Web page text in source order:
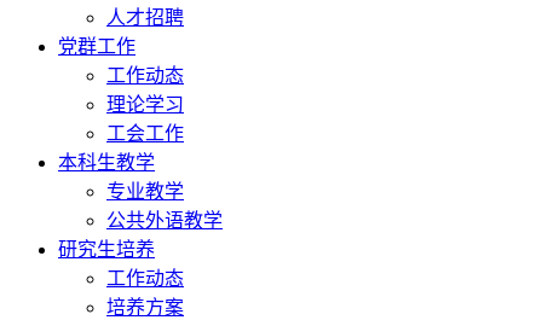
人才招聘
党群工作
工作动态
理论学习
工会工作
本科生教学
专业教学
公共外语教学
研究生培养
工作动态
培养方案